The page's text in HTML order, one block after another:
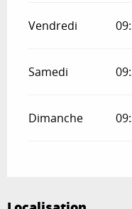
Vendredi
Samedi
Dimanche